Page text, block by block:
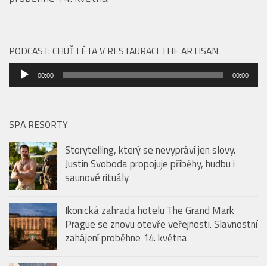
SPA RESORTY
Storytelling, který se nevypráví jen slovy.
saunové rituály
Ikonická zahrada hotelu The Grand Mark
Prague se znovu otevře veřejnosti. Slavnostní
zahájení proběhne 14. května
Saunová noc – Hudební legendy rozezní
pražské Sauny Vltava už tento pátek